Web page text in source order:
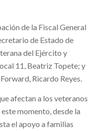
de la Fiscal General
de Estado de
del Ejército y
11, Beatriz Topete; y
Ricardo Reyes.
afectan a los veteranos
momento, desde la
el apoyo a familias